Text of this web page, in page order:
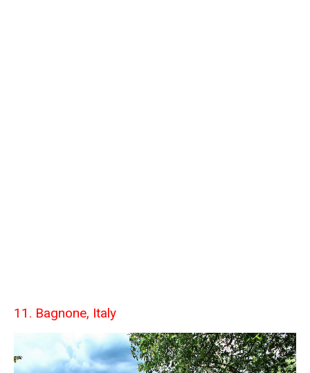
11. Bagnone, Italy